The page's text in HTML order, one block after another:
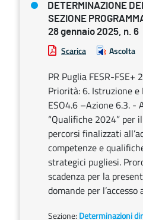
DETERMINAZIONE
SEZIONE
28 gennaio 2025, n. 6
Scarica Ascolta
PR Puglia FESR-
Priorità: 6. Istruzione e
ESO4.6 –Azione 6.3. -
“Qualifiche 2024” per
percorsi finalizzati
competenze e
strategici pugliesi.
scadenza per la
domande per
Sezione: Determinazioni